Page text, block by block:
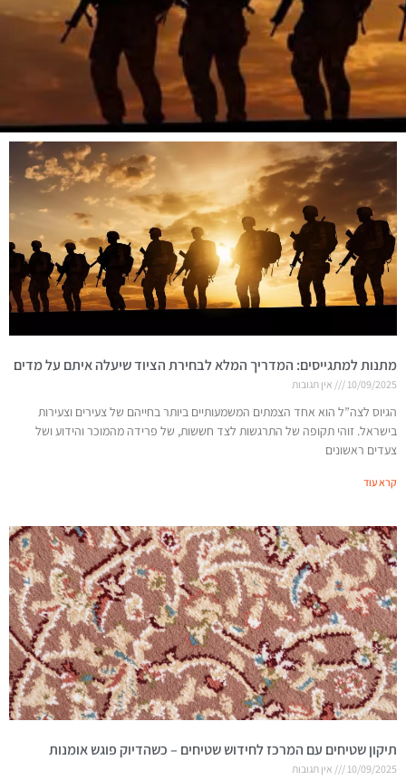
מתנות למתגייסים: המדריך המלא לבחירת הציוד שיעלה איתם על מדים
10/09/2025 אין תגובות
הגיוס לצה”ל הוא אחד הצמתים המשמעותיים ביותר בחייהם של צעירים וצעירות
בישראל. זוהי תקופה של התרגשות לצד חששות, של פרידה מהמוכר והידוע ושל
צעדים ראשונים
קרא עוד
תיקון שטיחים עם המרכז לחידוש שטיחים – כשהדיוק פוגש אומנות
10/09/2025 אין תגובות